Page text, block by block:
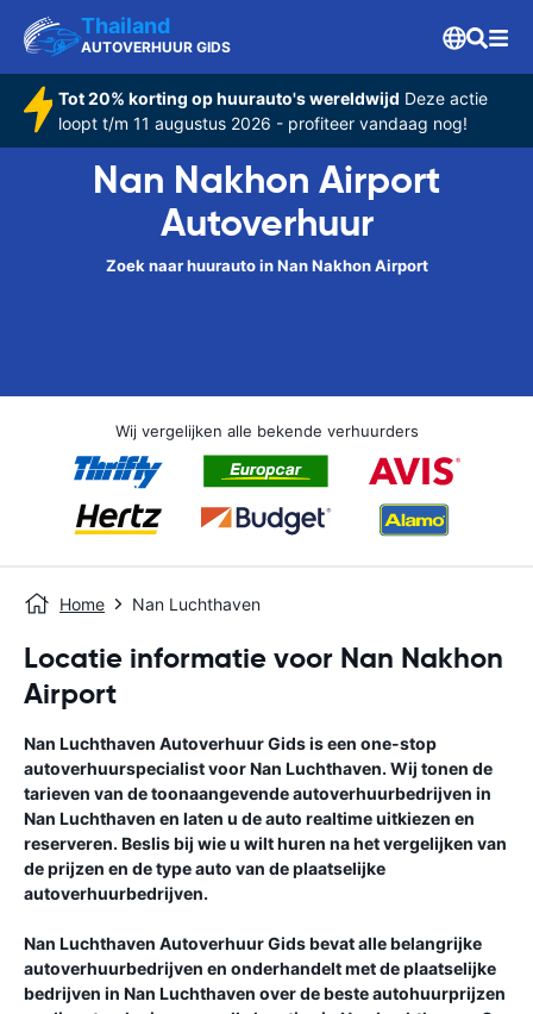
Thailand
AUTOVERHUUR GIDS
Tot 20% korting op huurauto's wereldwijd Deze actie
loopt t/m 11 augustus 2026 - profiteer vandaag nog!
Nan Nakhon Airport
Autoverhuur
Zoek naar huurauto in Nan Nakhon Airport
Wij vergelijken alle bekende verhuurders
Home Nan Luchthaven
Locatie informatie voor Nan Nakhon
Airport
Nan Luchthaven Autoverhuur Gidsis een one-stop
autoverhuurspecialist voorNan Luchthaven. Wij tonen de
tarieven van de toonaangevende autoverhuurbedrijven in
Nan Luchthaven en laten u de auto realtime uitkiezen en
reserveren. Beslis bij wie u wilt huren na het vergelijken van
de prijzen en de type auto van de plaatselijke
autoverhuurbedrijven.
Nan Luchthaven Autoverhuur Gidsbevat alle belangrijke
autoverhuurbedrijven en onderhandelt met de plaatselijke
bedrijven in Nan Luchthaven over de beste autohuurprijzen